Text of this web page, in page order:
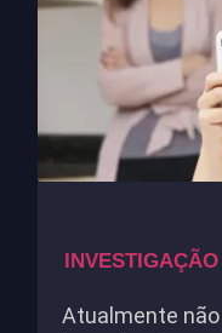
Atualmente